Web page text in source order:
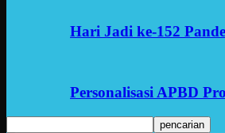
Hari Jadi ke-152
Personalisasi APBD